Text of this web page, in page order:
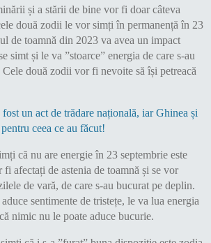
și a stării de bine vor fi doar câteva
două zodii le vor simți în permanență în 23
de toamnă din 2023 va avea un impact
simt și le va ”stoarce” energia de care s-au
două zodii vor fi nevoite să își petreacă
un act de trădare națională, iar Ghinea și
ceea ce au făcut!
că nu are energie în 23 septembrie este
afectați de astenia de toamnă și se vor
de vară, de care s-au bucurat pe deplin.
sentimente de tristețe, le va lua energia
nimic nu le poate aduce bucurie.